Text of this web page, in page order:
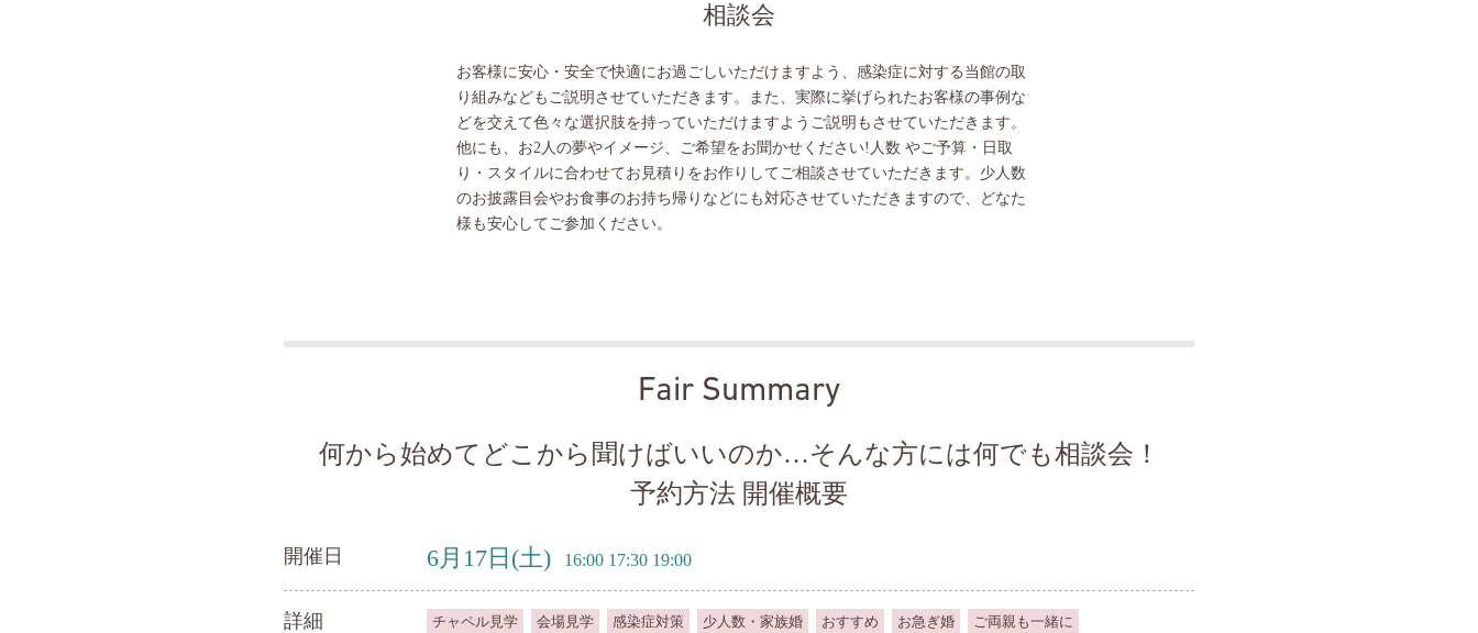
相談会
お客様に安心・安全で快適にお過ごしいただけますよう、感染症に対する当館の取
り組みなどもご説明させていただきます。また、実際に挙げられたお客様の事例な
どを交えて色々な選択肢を持っていただけますようご説明もさせていただきます。
他にも、お2人の夢やイメージ、ご希望をお聞かせください!人数 やご予算・日取
り・スタイルに合わせてお見積りをお作りしてご相談させていただきます。少人数
のお披露目会やお食事のお持ち帰りなどにも対応させていただきますので、どなた
様も安心してご参加ください。
Fair Summary
何から始めてどこから聞けばいいのか…そんな方には何でも相談会！
予約方法 開催概要
開催日 6月17日 (土) 16:00 17:30 19:00
詳細 チャペル見学 会場見学 感染症対策 少人数・家族婚 おすすめ お急ぎ婚 ご両親も一緒に